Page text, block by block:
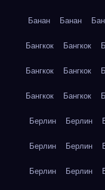
Банан Банан
Бангкок Бангкок
Бангкок Бангкок
Бангкок Бангкок
Берлин Берлин
Берлин Берлин
Берлин Берлин